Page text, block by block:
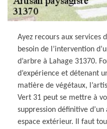
Ayez recours aux services
besoin de l’intervention
d’arbre à Lahage 31370.
d’expérience et détenant
matière de végétaux,
Vert 31 peut se mettre à
suppression définitive
espace extérieur. Il faut